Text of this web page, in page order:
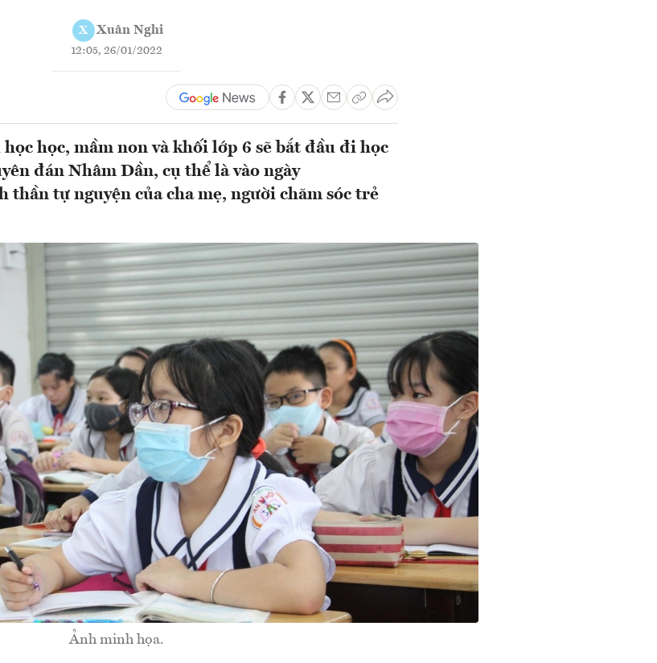
X Xuân Nghi
12:05, 26/01/2022
học, mầm non và khối lớp 6 sẽ bắt đầu đi học
đán Nhâm Dần, cụ thể là vào ngày
tự nguyện của cha mẹ, người chăm sóc trẻ
Ảnh minh họa.